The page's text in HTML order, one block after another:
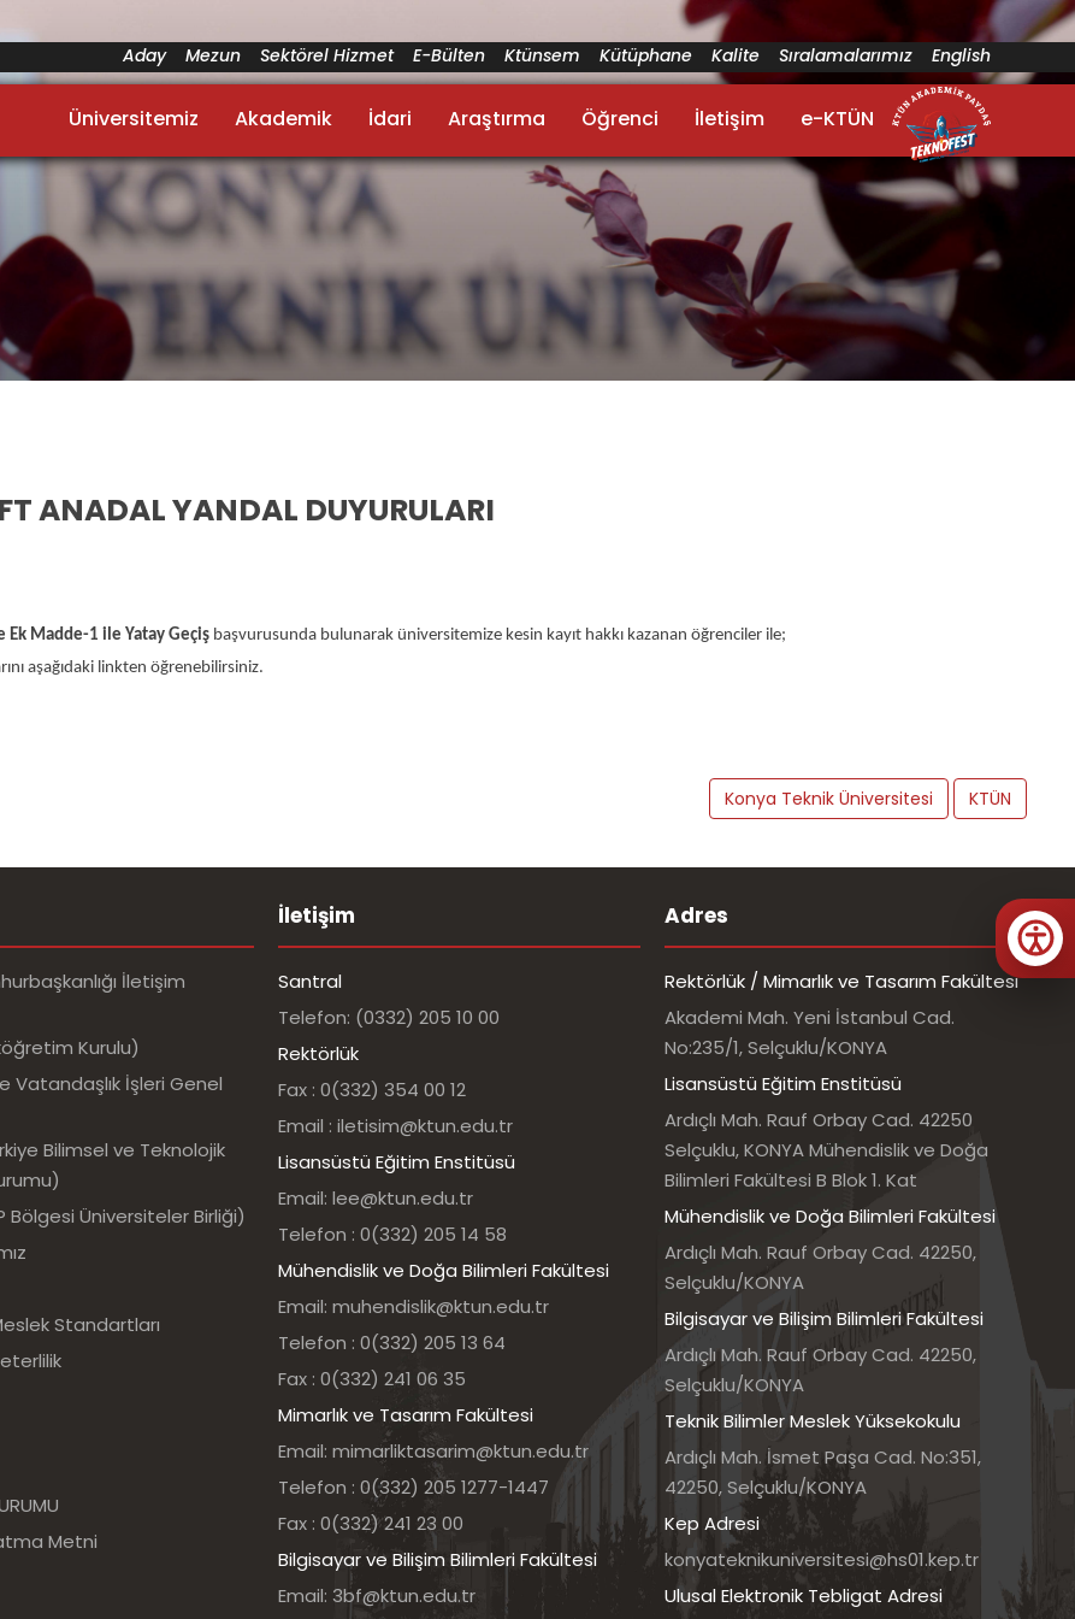
Aday Mezun Sektörel Hizmet E-Bülten Ktünsem Kütüphane Kalite Sıralamalarımız English
Üniversitemiz Akademik İdari Araştırma Öğrenci İletişim e-KTÜN
ANADAL YANDAL DUYURULARI
Ek Madde-1 ile Yatay Geçiş başvurusunda bulunarak üniversitemize kesin kayıt hakkı kazanan öğrenciler ile;
aşağıdaki linkten öğrenebilirsiniz.
Konya Teknik Üniversitesi
KTÜN
İletişim
Kurulu)
Vatandaşlık İşleri Genel
Bilimsel ve Teknolojik
Bölgesi Üniversiteler Birliği)
Standartları
Metni
İletişim
Santral
Telefon: (0332) 205 10 00
Rektörlük
Fax : 0(332) 354 00 12
Email : iletisim@ktun.edu.tr
Lisansüstü Eğitim Enstitüsü
Email: lee@ktun.edu.tr
Telefon : 0(332) 205 14 58
Mühendislik ve Doğa Bilimleri Fakültesi
Email: muhendislik@ktun.edu.tr
Telefon : 0(332) 205 13 64
Fax : 0(332) 241 06 35
Mimarlık ve Tasarım Fakültesi
Email: mimarliktasarim@ktun.edu.tr
Telefon : 0(332) 205 1277-1447
Fax : 0(332) 241 23 00
Bilgisayar ve Bilişim Bilimleri Fakültesi
Email: 3bf@ktun.edu.tr
Adres
Rektörlük / Mimarlık ve Tasarım Fakültesi
Akademi Mah. Yeni İstanbul Cad.
No:235/1, Selçuklu/KONYA
Lisansüstü Eğitim Enstitüsü
Ardıçlı Mah. Rauf Orbay Cad. 42250
Selçuklu, KONYA Mühendislik ve Doğa
Bilimleri Fakültesi B Blok 1. Kat
Mühendislik ve Doğa Bilimleri Fakültesi
Ardıçlı Mah. Rauf Orbay Cad. 42250,
Selçuklu/KONYA
Bilgisayar ve Bilişim Bilimleri Fakültesi
Ardıçlı Mah. Rauf Orbay Cad. 42250,
Selçuklu/KONYA
Teknik Bilimler Meslek Yüksekokulu
Ardıçlı Mah. İsmet Paşa Cad. No:351,
42250, Selçuklu/KONYA
Kep Adresi
konyateknikuniversitesi@hs01.kep.tr
Ulusal Elektronik Tebligat Adresi